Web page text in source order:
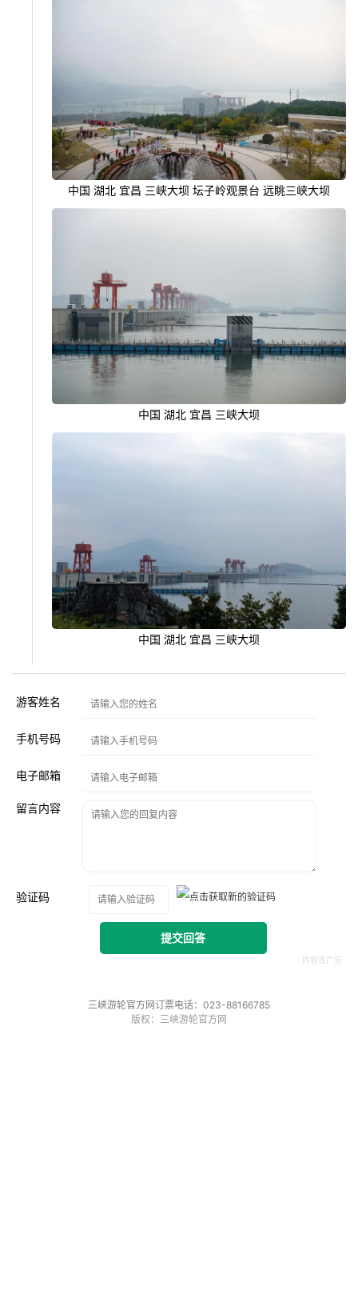
中国 湖北 宜昌 三峡大坝 坛子岭观景台 远眺三峡大坝
中国 湖北 宜昌 三峡大坝
中国 湖北 宜昌 三峡大坝
游客姓名
手机号码
电子邮箱
留言内容
验证码
提交回答
三峡游轮官方网订票电话：023-88166785
版权：三峡游轮官方网